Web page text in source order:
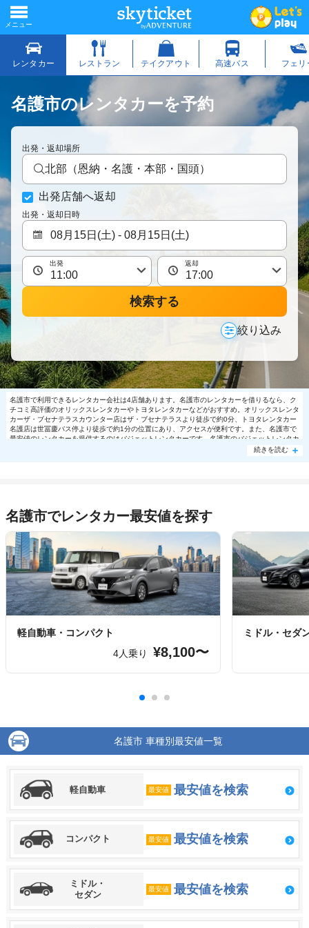
名護市のレンタカーを予約
出発・返却場所
北部（恩納・名護・本部・国頭）
出発店舗へ返却
出発・返却日時
出発 返却
検索する
絞り込み
名護市で利用できるレンタカー会社は4店舗あります。名護市のレンタカーを借りるなら、ク
チコミ高評価のオリックスレンタカーやトヨタレンタカーなどがおすすめ。オリックスレンタ
カーザ・ブセナテラスカウンター店はザ・ブセナテラスより徒歩で約0分、トヨタレンタカー
名護店は世冨慶バス停より徒歩で約1分の位置にあり、アクセスが便利です。また、名護市で
最安値のレンタカーを提供するのはバジェットレンタカーです。名護市のバジェットレンタカ
ーでは日帰り利用でコンパクト8100円～の格安で利用できます。名護市で大人気の格安レン
続きを読む
名護市でレンタカー最安値を探す
軽自動車・コンパクト
4人乗り
¥8,100〜
ミドル・セダ
名護市 車種別最安値一覧
軽自動車 最安値 最安値を検索
コンパクト 最安値 最安値を検索
ミドル・
セダン
最安値 最安値を検索